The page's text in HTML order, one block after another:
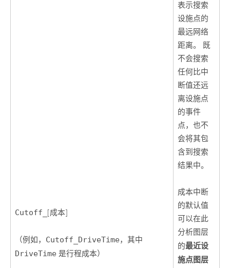
Cutoff_ [成本]
（例如， Cutoff_DriveTime，其中
DriveTime 是行程成本）
表示搜索
设施点的
最远网络
距离。 既
不会搜索
任何比中
断值还远
离设施点
的事件
点，也不
会将其包
含到搜索
结果中。
成本中断
的默认值
可以在此
分析图层
的最近设
施点图层